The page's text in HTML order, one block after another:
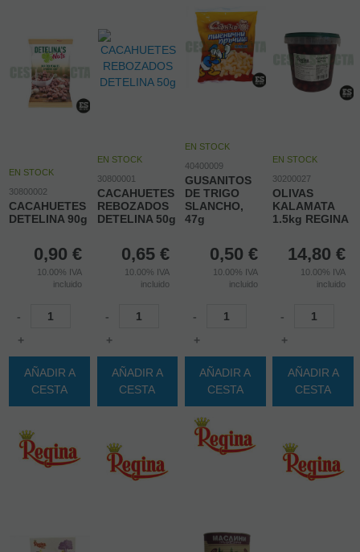
EN STOCK
30800002
CACAHUETES
DETELINA 90g
0,90 €
10.00% IVA
incluido
-
+
AÑADIR A
CESTA
EN STOCK
30800001
CACAHUETES
REBOZADOS
DETELINA 50g
0,65 €
10.00% IVA
incluido
-
+
AÑADIR A
CESTA
EN STOCK
40400009
GUSANITOS
DE TRIGO
SLANCHO,
47g
0,50 €
10.00% IVA
incluido
-
+
AÑADIR A
CESTA
EN STOCK
30200027
OLIVAS
KALAMATA
1.5kg REGINA
14,80 €
10.00% IVA
incluido
-
+
AÑADIR A
CESTA